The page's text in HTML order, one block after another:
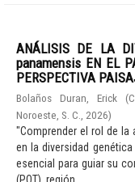
ANÁLISIS DE LA
panamensis EN EL
PERSPECTIVA
Bolaños Duran, Erick (
Noroeste, S. C.
2026)
"Comprender el rol de
en la diversidad
esencial para guiar su
(POT), región ...